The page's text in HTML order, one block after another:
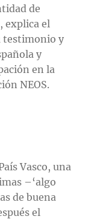
de
explica el
testimonio y
y
en la
NEOS.
Vasco, una
–‘algo
de buena
el